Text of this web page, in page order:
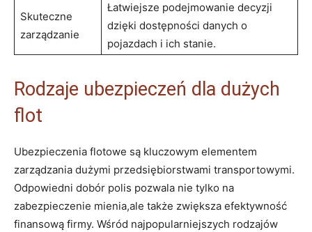
Skuteczne
zarządzanie
Łatwiejsze podejmowanie decyzji
dzięki dostępności danych o
pojazdach i ich stanie.
Rodzaje ubezpieczeń dla dużych
flot
Ubezpieczenia flotowe są kluczowym elementem
zarządzania dużymi przedsiębiorstwami transportowymi.
Odpowiedni dobór polis pozwala nie tylko na
zabezpieczenie mienia,ale także zwiększa efektywność
finansową firmy. Wśród najpopularniejszych rodzajów